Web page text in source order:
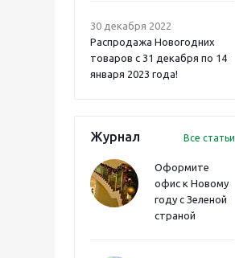
30 декабря 2022
Распродажа Новогодних
товаров с 31 декабря по 14
января 2023 года!
Журнал Все статьи
Оформите
офис к Новому
году с Зеленой
страной